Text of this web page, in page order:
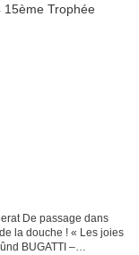
De passage dans
la douche ! « Les joies
BUGATTI –